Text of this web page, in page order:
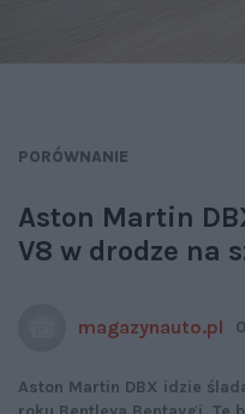
PORÓWNANIE
Aston Martin
V8 w drodze na
magazynauto.pl
Aston Martin DBX idzie